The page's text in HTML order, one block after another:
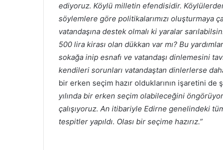
ediyoruz. Köylü milletin efendisidir.
söylemlere göre politikalarımızı oluşturmaya
vatandaşına destek olmalı ki yaralar
500 lira kirası olan dükkan var mı? Bu
sokağa inip esnafı ve vatandaşı dinlemesini
kendileri sorunları vatandaştan dinlerlerse
bir erken seçim hazır olduklarının işaretini
yılında bir erken seçim olabileceğini
çalışıyoruz. An itibariyle Edirne genelindeki
tespitler yapıldı. Olası bir seçime hazırız.”